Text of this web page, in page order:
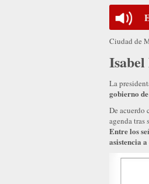
Ciudad de
La
gobierno
De acuerdo
agenda tras
Entre los
asistencia